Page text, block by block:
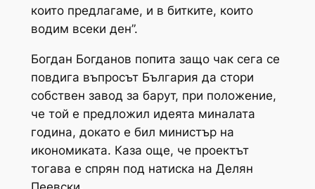
които предлагаме, и в битките, които
водим всеки ден”.
Богдан Богданов попита защо чак сега се
повдига въпросът България да стори
собствен завод за барут, при положение,
че той е предложил идеята миналата
година, докато е бил министър на
икономиката. Каза още, че проектът
тогава е спрян под натиска на Делян